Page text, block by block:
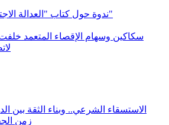
ندوة حول كتاب "العدالة الاجتماعية في الإسلام"
سكاكين وسهام الإقصاء المتعمد
الاستسقاء الشرعي.. وبناء الثقة بين
زمن